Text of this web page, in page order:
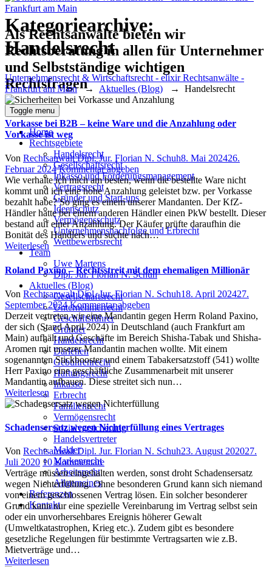
Als Rechtsanwälte bieten wir
Rechtsberatung in allen für Unternehmer
und Selbstständige wichtigen
Rechtsfragen
Toggle menu
Home
Rechtsgebiete
Handelsrecht
Gesellschaftsrecht
Inkasso und Forderungsmanagement
Vertragsrecht
Gründer und Start-ups
Ideenschutz
Vermögensschutz
Unternehmensnachfolge und Erbrecht
Wettbewerbsrecht
Team
Uwe Martens
Dipl. Jur. Florian N. Schuh
Aktuelles (Blog)
Gesellschaftsrecht
Unternehmerrecht
Geschäftsführer
Gründer
Handelsrecht
Darlehen
Gebührenrecht
Haftungsrecht
Inkasso
Erbrecht
Familienrecht
Vermögensrecht
Sozialversicherung
Handelsvertreter
Makler
Markenrecht
Arbeitsrecht
Allgemeines
Referenzen
Kontakt
Kategoriearchive:
Handelsrecht
Unternehmensrecht & Wirtschaftsrecht - elixir Rechtsanwälte -
Frankfurt am Main → Aktuelles (Blog) → Handelsrecht
Vorkasse bei B2B – keine Ware und die Anzahlung oder
Vorkasse ist weg
Author
Von Rechtsanwalt Dipl. Jur. Florian N. SchuhPosted
8. Mai 202426.
Februar 2024 Kommentar abgeben
Wie verhalte ich mich am besten, wenn die bestellte Ware nicht
kommt und ich eine hohe Anzahlung geleistet bzw. per Vorkasse
bezahlt habe? So ging es einem unserer Mandanten. Der KfZ-
Händler hatte bei einem anderen Händler einen PkW bestellt. Dieser
bestand auf einer Anzahlung. Der Käufer prüfte daraufhin die
Bonität des Händlers und suchte nach…
Weiterlesen
Roland Paxino – Rechtsstreit mit dem ehemaligen Millionär
Author
Von Rechtsanwalt Dipl. Jur. Florian N. SchuhPosted
18. April 202427.
September 2024 Kommentar abgeben
Derzeit vertreten wir eine Mandantin gegen Herrn Roland Paxino,
der sich (Stand April 2024) in Deutschland (auch Frankfurt am
Main) aufhält und Geschäfte im Bereich Shisha-Tabak und Shisha-
Aromen mit unserer Mandantin machen wollte. Mit einem
sogenannten Stickbooster und einem Tabakersatzstoff (541) wollte
Herr Paxino eine geschäftliche Zusammenarbeit mit unserer
Mandantin aufbauen. Diese streitet sich nun…
Weiterlesen
Schadensersatz wegen Nichterfüllung eines Vertrages
Author
Von Rechtsanwalt Dipl. Jur. Florian N. SchuhPosted
23. August 202027.
Juli 2020 10 Kommentarezu
Schadensersatz
wegen
Nichterfüllung
eines
Vertrages
Verträge müssen eingehalten werden, sonst droht Schadensersatz
wegen Nichterfüllung. Ohne besonderen Grund kann sich niemand
von einem geschlossenen Vertrag lösen. Ein solcher besonderer
Grund kann nur eine spezielle Vereinbarung im Vertrag selbst sein
oder ein unvorhersehbares Ereignis höherer Gewalt
(Umweltkatastrophen, Krieg etc.). Zudem gibt es besondere
gesetzliche Regelungen für bestimmte Vertragsarten wie z.B.
Mietverträge und…
Weiterlesen